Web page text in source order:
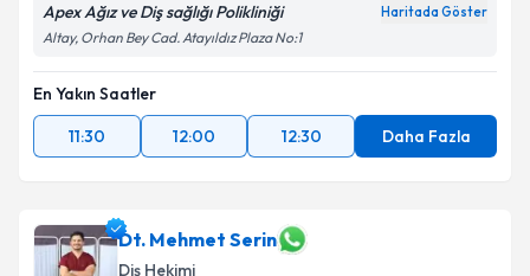
Apex Ağız ve Diş sağlığı Polikliniği Haritada Göster
Altay, Orhan Bey Cad. Atayıldız Plaza No:1
En Yakın Saatler
11:30
12:00 12:30 Daha Fazla
Dt. Mehmet Serin
Diş Hekimi